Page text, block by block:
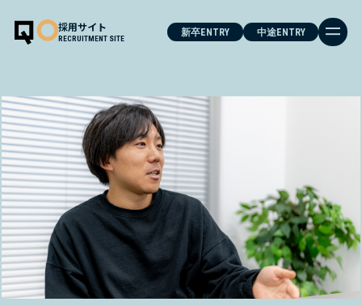
採用サイト
RECRUITMENT SITE
新卒ENTRY 中途ENTRY